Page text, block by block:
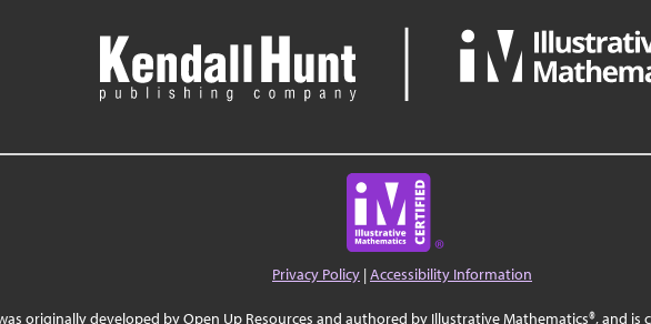
Privacy Policy |Accessibility Information
originally developed by Open Up Resources and authored by Illustrative Mathematics®, and is